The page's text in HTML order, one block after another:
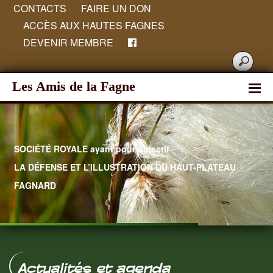
CONTACTS
FAIRE UN DON
ACCÈS AUX HAUTES FAGNES
DEVENIR MEMBRE
Les Amis de la Fagne
SOCIÉTÉ ROYALE ayant pour objectif
LA DÉFENSE ET L’ILLUSTRATION DU HAUT-PLATEAU
FAGNARD
Actualités et agenda